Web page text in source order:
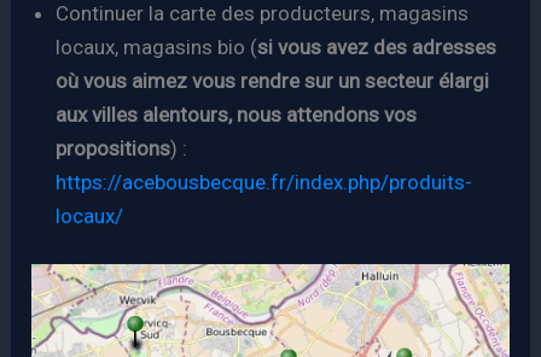
Continuer la carte des producteurs, magasins
locaux, magasins bio (si vous avez des adresses
où vous aimez vous rendre sur un secteur élargi
aux villes alentours, nous attendons vos
propositions) :
https://acebousbecque.fr/index.php/produits-
locaux/